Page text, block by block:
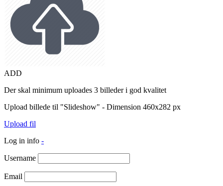
ADD
Der skal minimum uploades 3 billeder i god kvalitet
Upload billede til "Slideshow" - Dimension 460x282 px
Upload fil
Log in info -
Username
Email